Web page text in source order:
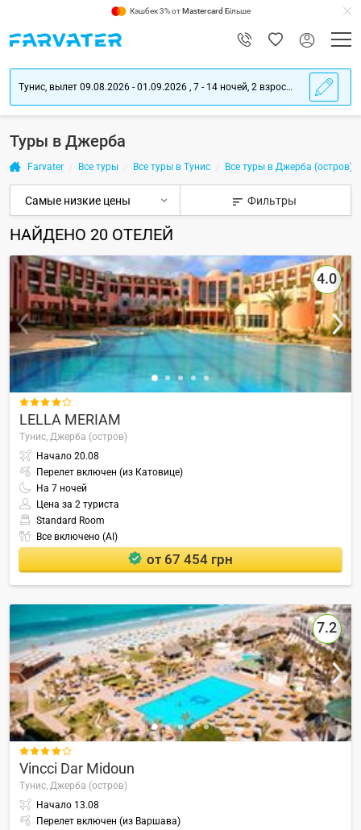
Кэшбек 3% отMastercard Більше
Тунис, вылет 09.08.2026 - 01.09.2026 , 7 - 14 ночей, 2 взрослых
Туры в Джерба
Farvater Все туры Все туры в Тунис Все туры в Джерба (остров)
Фильтры
НАЙДЕНО 20 ОТЕЛЕЙ
4.0

LELLA MERIAM
Тунис, Джерба (остров)
Начало 20.08
Перелет включен (из Катовице)
На 7 ночей
Цена за 2 туриста
Standard Room
Все включено (AI)
от 67 454 грн
7.2

Vincci Dar Midoun
Тунис, Джерба (остров)
Начало 13.08
Перелет включен (из Варшава)